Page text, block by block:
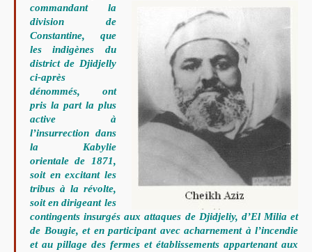
commandant la
division de
Constantine, que
les indigènes du
district de Djidjelly
ci-après
dénommés, ont
pris la part la plus
active à
l’insurrection dans
la Kabylie
orientale de 1871,
soit en excitant les
tribus à la révolte,
soit en dirigeant les
contingents insurgés aux attaques de Djidjeliy, d’El Milia et
de Bougie, et en participant avec acharnement à l’incendie
et au pillage des fermes et établissements appartenant aux